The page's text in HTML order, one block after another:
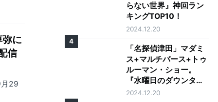
に
信
29
らない世界』神回ラン
キングTOP10！
2024.12.20
4
「名探偵津田」マダミ
ス+マルチバース+トゥ
ルーマン・ショー。
『水曜日のダウンタウ
ン』の神コンテンツが
2024.12.20